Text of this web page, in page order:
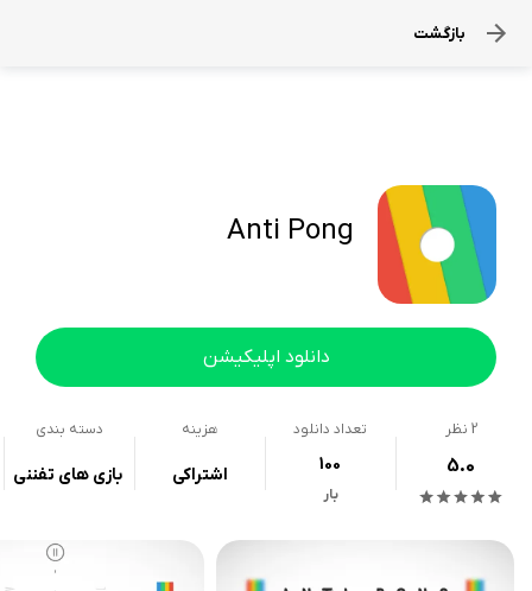
بازگشت
Anti Pong
دانلود اپلیکیشن
2 نظر
5.0
تعداد دانلود
100
بار
هزینه
اشتراکی
دسته بندی
بازی های تفننی